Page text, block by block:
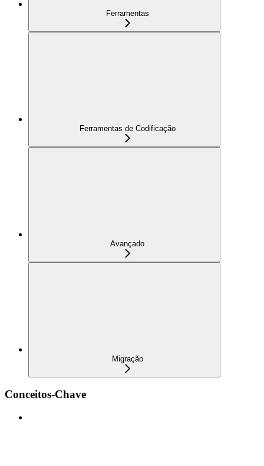
Ferramentas
Ferramentas de Codificação
Avançado
Migração
Conceitos-Chave